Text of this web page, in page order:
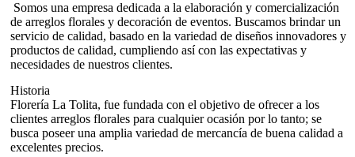
Somos una empresa dedicada a la elaboración y comercialización
de arreglos florales y decoración de eventos. Buscamos brindar un
servicio de calidad, basado en la variedad de diseños innovadores y
productos de calidad, cumpliendo así con las expectativas y
necesidades de nuestros clientes.
Historia
Florería La Tolita, fue fundada con el objetivo de ofrecer a los
clientes arreglos florales para cualquier ocasión por lo tanto; se
busca poseer una amplia variedad de mercancía de buena calidad a
excelentes precios.